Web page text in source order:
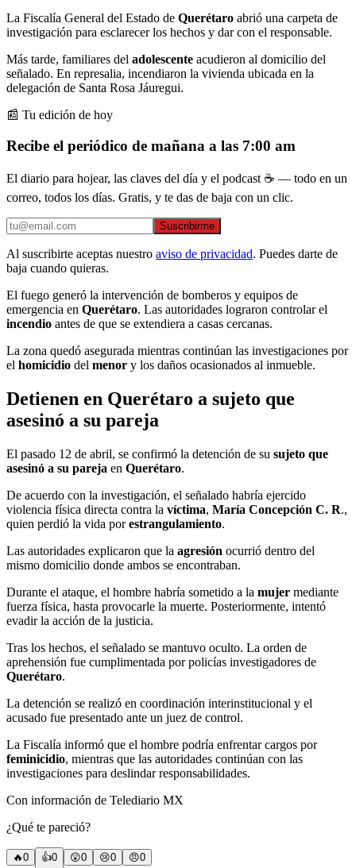
La Fiscalía General del Estado de Querétaro abrió una carpeta de
investigación para esclarecer los hechos y dar con el responsable.
Más tarde, familiares del adolescente acudieron al domicilio del
señalado. En represalia, incendiaron la vivienda ubicada en la
delegación de Santa Rosa Jáuregui.
📰 Tu edición de hoy
Recibe el periódico de mañana a las 7:00 am
El diario para hojear, las claves del día y el podcast ☕ — todo en un
correo, todos los días. Gratis, y te das de baja con un clic.
Suscribirme
Al suscribirte aceptas nuestro aviso de privacidad. Puedes darte de
baja cuando quieras.
El fuego generó la intervención de bomberos y equipos de
emergencia en Querétaro. Las autoridades lograron controlar el
incendio antes de que se extendiera a casas cercanas.
La zona quedó asegurada mientras continúan las investigaciones por
el homicidio del menor y los daños ocasionados al inmueble.
Detienen en Querétaro a sujeto que
asesinó a su pareja
El pasado 12 de abril, se confirmó la detención de su sujeto que
asesinó a su pareja en Querétaro.
De acuerdo con la investigación, el señalado habría ejercido
violencia física directa contra la víctima, María Concepción C. R.,
quien perdió la vida porestrangulamiento.
Las autoridades explicaron que la agresión ocurrió dentro del
mismo domicilio donde ambos se encontraban.
Durante el ataque, el hombre habría sometido a la mujer mediante
fuerza física, hasta provocarle la muerte. Posteriormente, intentó
evadir la acción de la justicia.
Tras los hechos, el señalado se mantuvo oculto. La orden de
aprehensión fue cumplimentada por policías investigadores de
Querétaro.
La detención se realizó en coordinación interinstitucional y el
acusado fue presentado ante un juez de control.
La Fiscalía informó que el hombre podría enfrentar cargos por
feminicidio, mientras que las autoridades continúan con las
investigaciones para deslindar responsabilidades.
Con información de Telediario MX
¿Qué te pareció?
🔥0 👍0 😲0 😢0 😠0